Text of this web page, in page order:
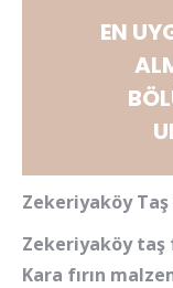
EN
Zekeriyaköy Taş
Zekeriyaköy taş
Kara fırın